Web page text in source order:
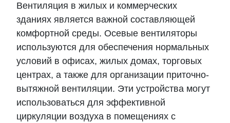
Вентиляция в жилых и коммерческих
зданиях является важной составляющей
комфортной среды. Осевые вентиляторы
используются для обеспечения нормальных
условий в офисах, жилых домах, торговых
центрах, а также для организации приточно-
вытяжной вентиляции. Эти устройства могут
использоваться для эффективной
циркуляции воздуха в помещениях с